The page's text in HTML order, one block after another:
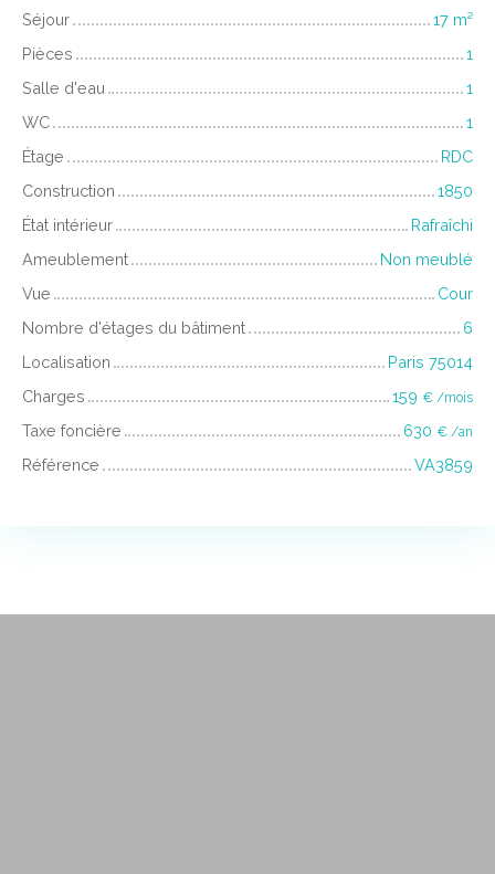
Séjour
17 m²
Pièces
1
Salle d'eau
1
WC
1
Étage
RDC
Construction
1850
État intérieur
Rafraîchi
Ameublement
Non meublé
Vue
Cour
Nombre d'étages du bâtiment
6
Localisation
Paris 75014
Charges
159 € /mois
Taxe foncière 630 € /an
Référence VA3859